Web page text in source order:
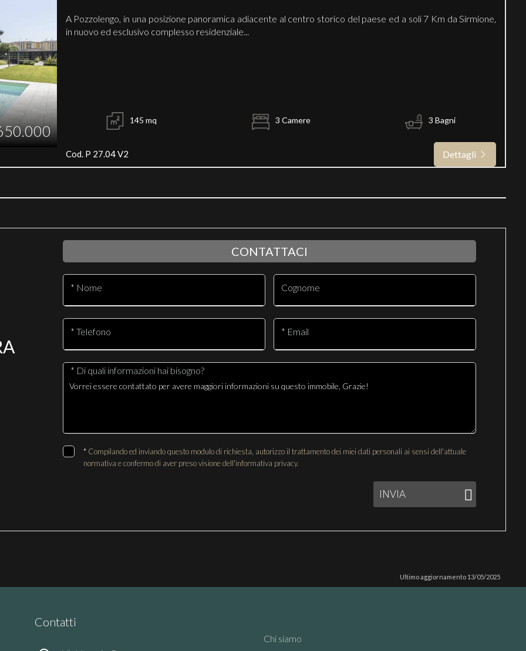
A Pozzolengo, in una posizione panoramica adiacente al centro storico del paese ed a soli 7 Km da Sirmione,
in nuovo ed esclusivo complesso residenziale...
145 mq 3 Camere 3 Bagni
Cod. P 27.04 V2 Dettagli
CONTATTACI
* Nome Cognome
* Telefono * Email
* Di quali informazioni hai bisogno?
* Compilando ed inviando questo modulo di richiesta, autorizzo il trattamento dei miei dati personali ai sensi dell'attuale
normativa e confermo di aver preso visione dell'informativa privacy.
INVIA
Ultimo aggiornamento 13/05/2025
Contatti
Chi siamo